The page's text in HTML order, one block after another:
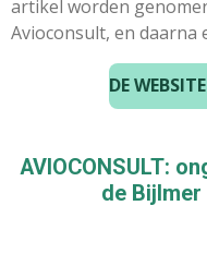
artikel worden
Avioconsult, en daarna
DE
AVIOCONSULT:
de